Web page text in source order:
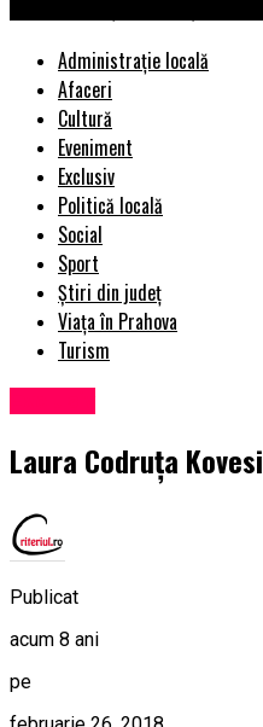
Administrație locală
Afaceri
Cultură
Eveniment
Exclusiv
Politică locală
Social
Sport
Știri din județ
Viața în Prahova
Turism
Laura Codruța
Publicat
acum 8 ani
pe